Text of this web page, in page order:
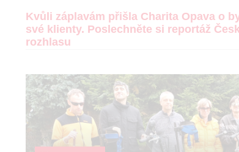
Kvůli záplavám přišla Charita Opava o
své klienty. Poslechněte si reportáž
rozhlasu